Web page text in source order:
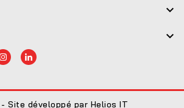


Site développé par Helios IT